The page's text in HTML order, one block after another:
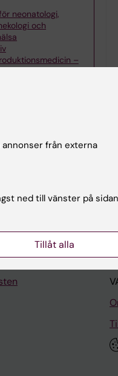
neonatologi,
och
–
Innovation
från externa
ned till vänster på
Tillåt alla